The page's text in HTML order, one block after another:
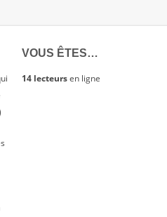
VOUS ÊTES…
14 lecteursen ligne